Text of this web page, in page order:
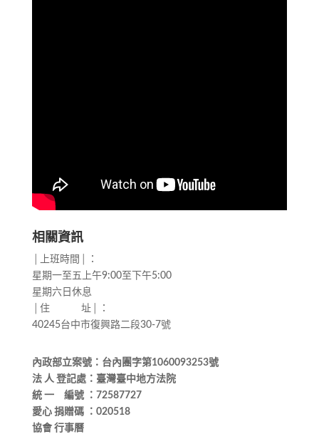
相關資訊
│上班時間│：
星期一至五上午9:00至下午5:00
星期六日休息
│住 址│：
40245台中市復興路二段30-7號
內政部立案號：台內團字第1060093253號
法 人 登記處：臺灣臺中地方法院
統 一 編號 ：72587727
愛心 捐贈碼 ：020518
協會 行事曆